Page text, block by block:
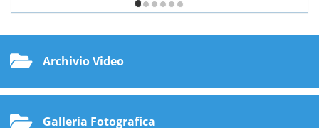
1/6
Archivio Video
Galleria Fotografica